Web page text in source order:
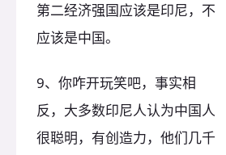
第二经济强国应该是印尼，不
应该是中国。
9、你咋开玩笑吧，事实相
反，大多数印尼人认为中国人
很聪明，有创造力，他们几千